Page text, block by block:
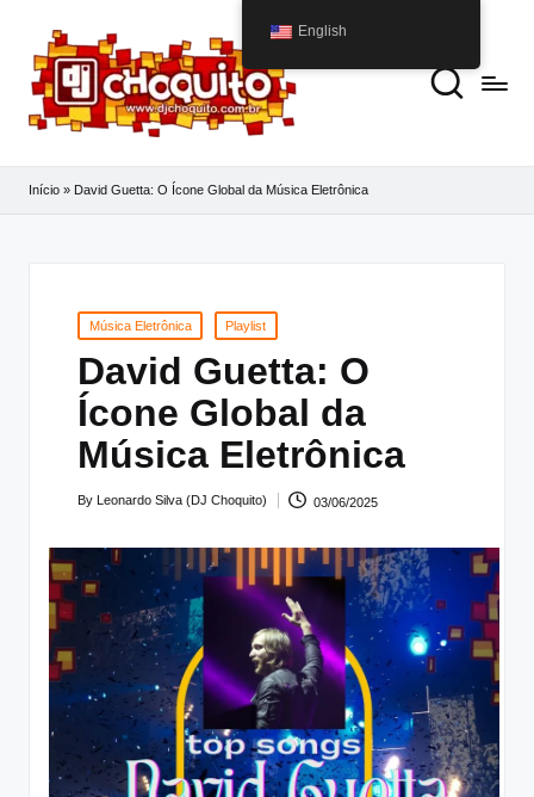
Início » David Guetta: O Ícone Global da Música Eletrônica
Posted
in
Música Eletrônica Playlist
David Guetta: O
Ícone Global da
Música Eletrônica
Posted
By Leonardo Silva (DJ Choquito) 03/06/2025
English